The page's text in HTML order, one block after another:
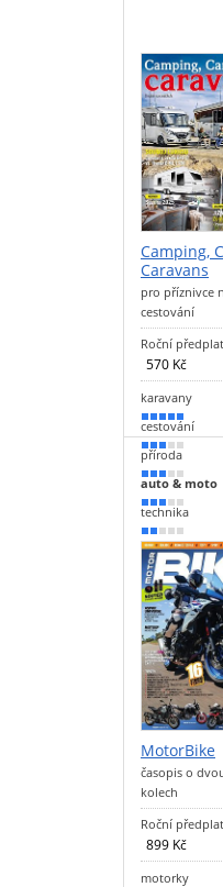
Camping,
Caravans
pro příznivce
cestování
Roční
570 Kč
karavany
90 %
cestování
60 %
příroda
50 %
auto & moto
50 %
technika
40 %
MotorBike
časopis o
kolech
Roční
899 Kč
motorky